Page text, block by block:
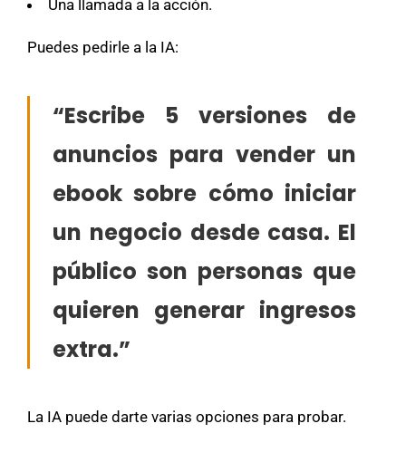
Una llamada a la acción.
Puedes pedirle a la IA:
“Escribe 5 versiones de
anuncios para vender un
ebook sobre cómo iniciar
un negocio desde casa. El
público son personas que
quieren generar ingresos
extra.”
La IA puede darte varias opciones para probar.